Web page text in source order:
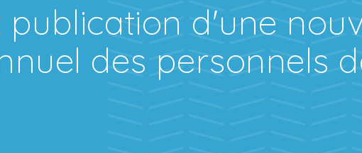
publication d'une
des personnels